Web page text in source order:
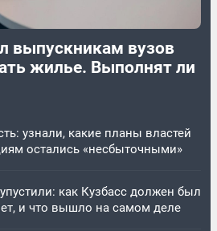
выпускникам вузов
жилье. Выполнят ли
узнали, какие планы властей
остались «несбыточными»
как Кузбасс должен был
и что вышло на самом деле